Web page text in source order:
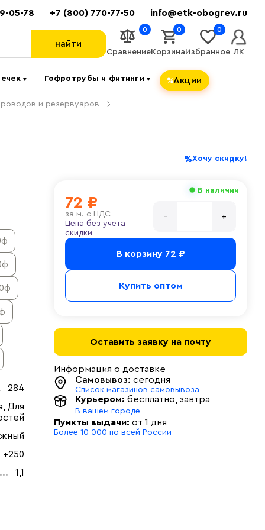
05-78 +7 (800) 770-77-50 info@etk-obogrev.ru
найти
Сравнение
0
Корзина
0
Избранное
0
ЛК
▼ Гофротрубы и фитинги▼ Акции
и резервуаров
Хочу скидку!
284
Для
+250
1,1
В наличии
72 ₽
за м. с НДС
Цена без учета
скидки
В корзину 72 ₽
Купить оптом
Оставить заявку на почту
Информация о доставке
Самовывоз: сегодня
Список магазинов самовывоза
Курьером: бесплатно , завтра
В вашем городе
Пункты выдачи: от 1 дня
Более 10 000 по всей России